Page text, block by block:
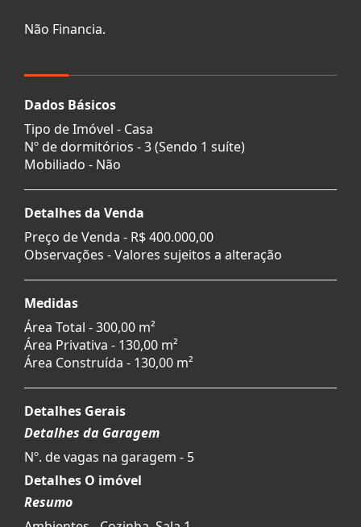
Não Financia.
Dados Básicos
Tipo de Imóvel - Casa
Nº de dormitórios - 3 (Sendo 1 suíte)
Mobiliado - Não
Detalhes da Venda
Preço de Venda - R$ 400.000,00
Observações - Valores sujeitos a alteração
Medidas
Área Total - 300,00 m²
Área Privativa - 130,00 m²
Área Construída - 130,00 m²
Detalhes Gerais
Detalhes da Garagem
Nº. de vagas na garagem - 5
Detalhes O imóvel
Resumo